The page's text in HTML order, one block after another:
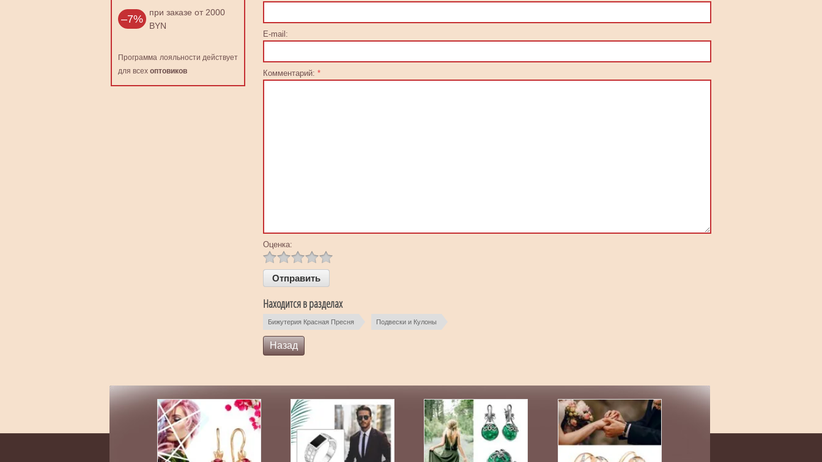
E-mail:
Комментарий: *
Оценка:
Находится в разделах
Бижутерия Красная Пресня Подвески и Кулоны
Назад
–7%
при заказе от 2000
BYN
Программа лояльности действует
для всех оптовиков